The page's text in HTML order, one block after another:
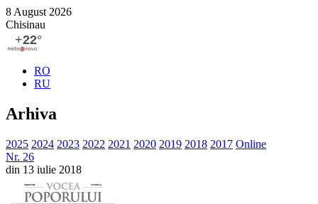
8 August 2026
Chisinau
RO
RU
Arhiva
2025 2024 2023 2022 2021 2020 2019 2018 2017 Online
Nr. 26
din 13 iulie 2018